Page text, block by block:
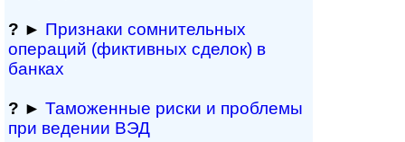
? ► Признаки сомнитель­ных
операций (фиктивных сделок) в
банках
? ► Таможенные риски и проблемы
при ведении ВЭД